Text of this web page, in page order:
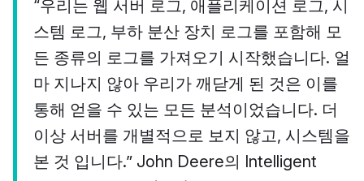
“우리는 웹 서버 로그, 애플리케이션 로그, 시
스템 로그, 부하 분산 장치 로그를 포함해 모
든 종류의 로그를 가져오기 시작했습니다. 얼
마 지나지 않아 우리가 깨닫게 된 것은 이를
통해 얻을 수 있는 모든 분석이었습니다. 더
이상 서버를 개별적으로 보지 않고, 시스템을
본 것 입니다.” John Deere의 Intelligent